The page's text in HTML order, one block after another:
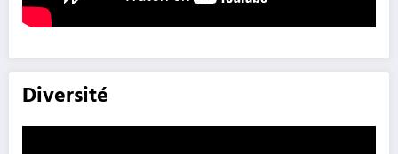
Diversité